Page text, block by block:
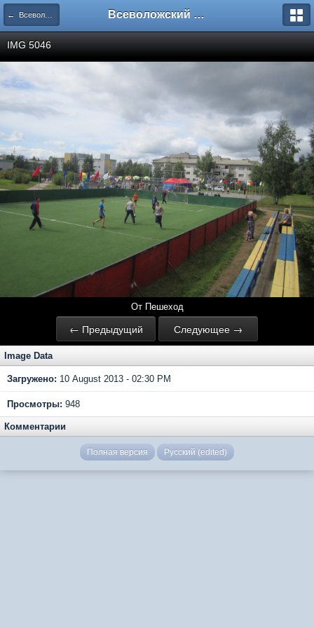
← Всеволожск Всеволожский форум
IMG 5046
От Пешеход
← Предыдущий Следующее →
Image Data
Загружено: 10 August 2013 - 02:30 PM
Просмотры: 948
Комментарии
Полная версия Русский (edited)